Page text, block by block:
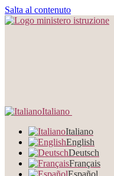
Salta al contenuto
Italiano
Italiano
English
Deutsch
Français
Español